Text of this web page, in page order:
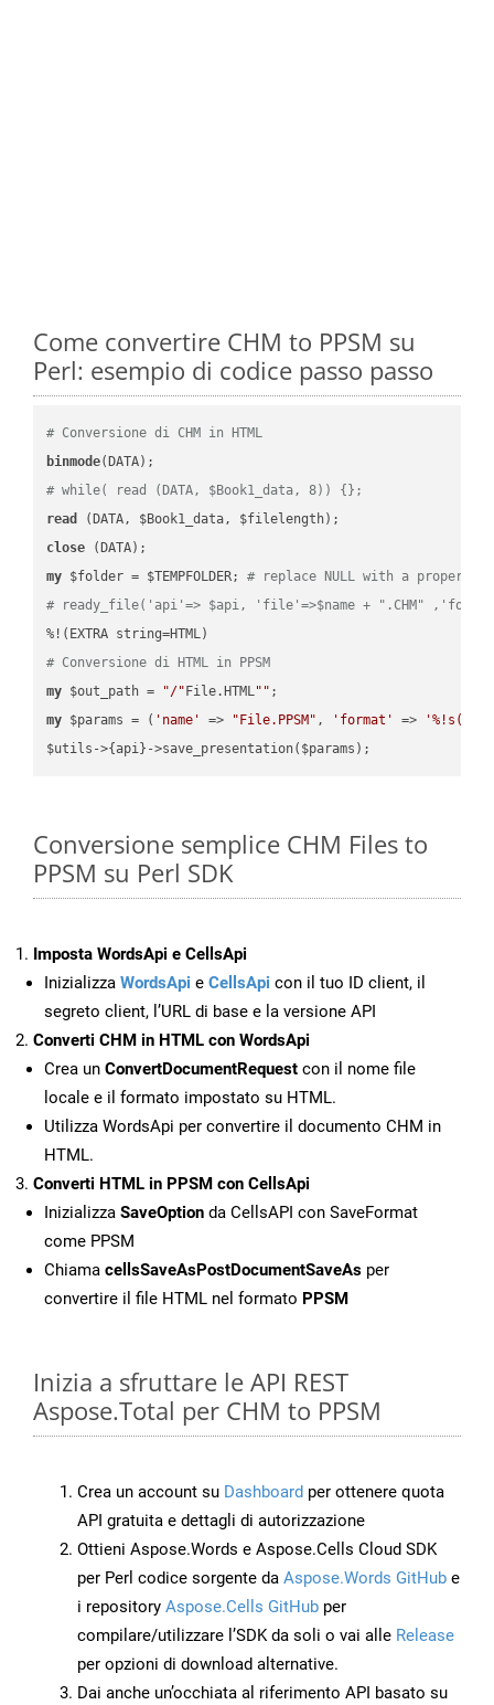
Come convertire CHM to PPSM su
Perl: esempio di codice passo passo
# Conversione di CHM in HTML
binmode
# while( read (DATA, $Book1_data, 8)) {};
read
close
my $folder = $TEMPFOLDER; # replace NULL with a proper
# ready_file('api'=> $api, 'file'=>$name + ".CHM"
# Conversione di HTML in PPSM
my $out_path = "/" File.HTML""
my $params = ( 'name' => "File.PPSM" , 'format' =>
Conversione semplice CHM Files to
PPSM su Perl SDK
Imposta WordsApi e CellsApi
Inizializza WordsApi e CellsApi con il tuo ID client, il
segreto client, l’URL di base e la versione API
Converti CHM in HTML con WordsApi
Crea un ConvertDocumentRequest con il nome file
locale e il formato impostato su HTML.
Utilizza WordsApi per convertire il documento CHM in
HTML.
Converti HTML in PPSM con CellsApi
Inizializza SaveOption da CellsAPI con SaveFormat
come PPSM
Chiama cellsSaveAsPostDocumentSaveAs per
convertire il file HTML nel formato PPSM
Inizia a sfruttare le API REST
Aspose.Total per CHM to PPSM
Crea un account su Dashboard per ottenere quota
API gratuita e dettagli di autorizzazione
Ottieni Aspose.Words e Aspose.Cells Cloud SDK
per Perl codice sorgente da Aspose.Words GitHub e
i repository Aspose.Cells GitHub per
compilare/utilizzare l’SDK da soli o vai alle Release
per opzioni di download alternative.
Dai anche un’occhiata al riferimento API basato su